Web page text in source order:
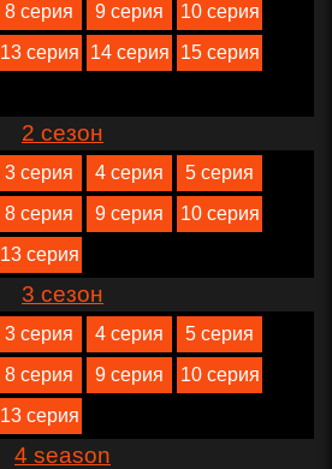
8 серия 9 серия
10 серия
13 серия 14 серия
15 серия
2 сезон
3 серия 4 серия
5 серия
8 серия 9 серия
10 серия
13 серия
3 сезон
3 серия 4 серия
5 серия
8 серия 9 серия
10 серия
13 серия
4 season